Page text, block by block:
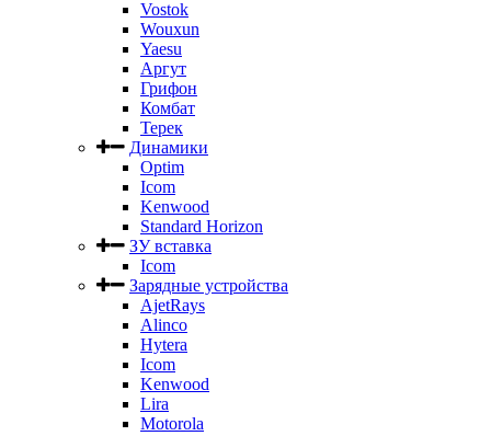
Vostok
Wouxun
Yaesu
Аргут
Грифон
Комбат
Терек
Динамики
Optim
Icom
Kenwood
Standard Horizon
ЗУ вставка
Icom
Зарядные устройства
AjetRays
Alinco
Hytera
Icom
Kenwood
Lira
Motorola